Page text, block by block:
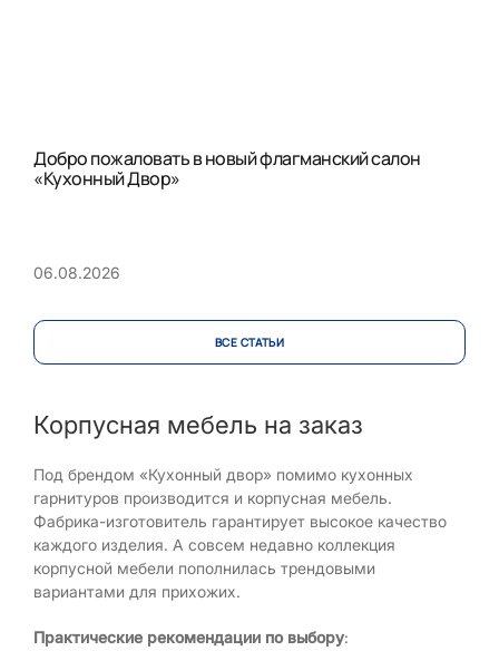
Добро пожаловать в новый флагманский салон
«Кухонный Двор»
06.08.2026
ВСЕ CТАТЬИ
Корпусная мебель на заказ
Под брендом «Кухонный двор» помимо кухонных
гарнитуров производится и корпусная мебель.
Фабрика-изготовитель гарантирует высокое качество
каждого изделия. А совсем недавно коллекция
корпусной мебели пополнилась трендовыми
вариантами для прихожих.
Практические рекомендации по выбору: